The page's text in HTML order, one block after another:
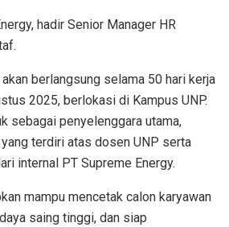
hadir Senior Manager HR
berlangsung selama 50 hari kerja
2025, berlokasi di Kampus UNP.
sebagai penyelenggara utama,
terdiri atas dosen UNP serta
internal PT Supreme Energy.
mampu mencetak calon karyawan
saing tinggi, dan siap